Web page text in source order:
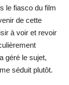
le fiasco du film
de cette
à voir et revoir
géré le sujet,
séduit plutôt.